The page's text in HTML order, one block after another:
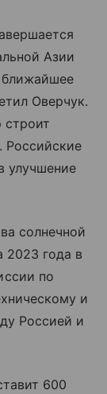
Азии
ближайшее
Оверчук.
строит
Российские
улучшение
солнечной
2023 года в
по
и
Россией и
600